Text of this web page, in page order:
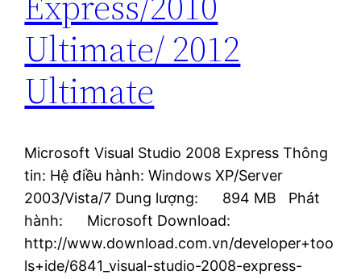
Ultimate/ 2012
Ultimate
Microsoft Visual Studio 2008 Express Thông
tin: Hệ điều hành: Windows XP/Server
2003/Vista/7 Dung lượng: 894 MB Phát
hành: Microsoft Download:
http://www.download.com.vn/developer+too
ls+ide/6841_visual-studio-2008-express-